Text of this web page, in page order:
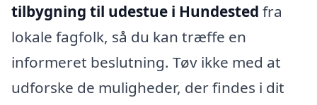
tilbygning til udestue i Hundested fra
lokale fagfolk, så du kan træffe en
informeret beslutning. Tøv ikke med at
udforske de muligheder, der findes i dit